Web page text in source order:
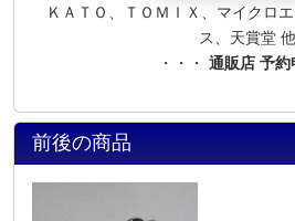
ＫＡＴＯ、ＴＯＭＩＸ、マイクロ
ス、天賞堂 他
・・・ 通販店 予
前後の商品